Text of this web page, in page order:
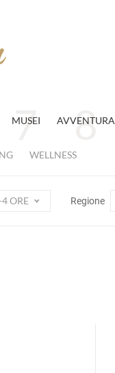
MUSEI AVVENTURA
WELLNESS
ORE Regione